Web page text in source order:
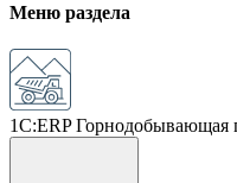
Меню раздела
1С:ERP Горнодобывающая